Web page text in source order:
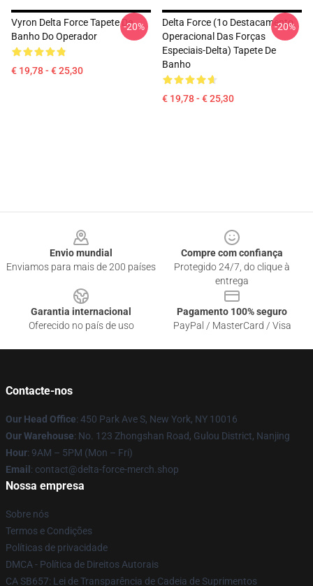
Vyron Delta Force Tapete De
Banho Do Operador
€ 19,78 - € 25,30
-20%
Delta Force (1o Destacamento
Operacional Das Forças
Especiais-Delta) Tapete De
Banho
€ 19,78 - € 25,30
-20%
Envio mundial
Enviamos para mais de 200 países
Compre com confiança
Protegido 24/7, do clique à
entrega
Garantia internacional
Oferecido no país de uso
Pagamento 100% seguro
PayPal / MasterCard / Visa
Contacte-nos
Our Head Office: 450 Park Ave S, New York, NY 10016
Our Warehouse: No. 123 Zhongshan Road, Gulou District, Nanjing
Hour: 9AM – 5PM (Mon – Fri)
Email : contact@delta-force-merch.shop
Nossa empresa
Sobre nós
Termos e Condições
Políticas de privacidade
DMCA - Política de Direitos Autorais
CA SB657: Lei de Transparência de Cadeia de Suprimentos